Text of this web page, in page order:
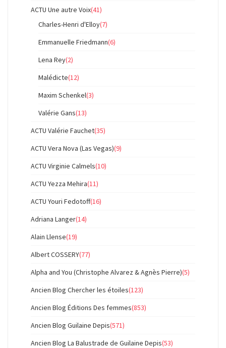
ACTU Une autre Voix(41)
Charles-Henri d'Elloy(7)
Emmanuelle Friedmann(6)
Lena Rey(2)
Malédicte(12)
Maxim Schenkel(3)
Valérie Gans(13)
ACTU Valérie Fauchet(35)
ACTU Vera Nova (Las Vegas)(9)
ACTU Virginie Calmels(10)
ACTU Yezza Mehira(11)
ACTU Youri Fedotoff(16)
Adriana Langer(14)
Alain Llense(19)
Albert COSSERY(77)
Alpha and You (Christophe Alvarez & Agnès Pierre)(5)
Ancien Blog Chercher les étoiles(123)
Ancien Blog Éditions Des femmes(853)
Ancien Blog Guilaine Depis(571)
Ancien Blog La Balustrade de Guilaine Depis(53)